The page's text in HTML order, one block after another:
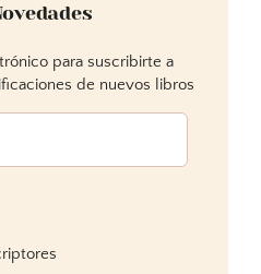
para suscribirte a
de nuevos libros